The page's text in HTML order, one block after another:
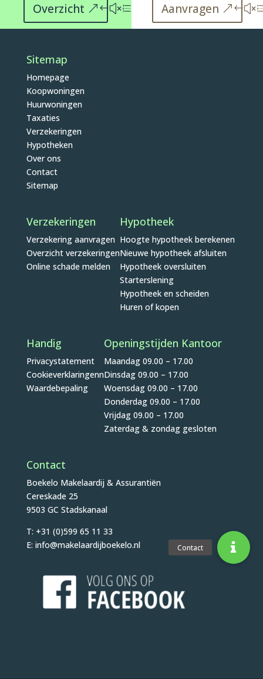
Overzicht Aanvragen
Sitemap
Homepage
Koopwoningen
Huurwoningen
Taxaties
Verzekeringen
Hypotheken
Over ons
Contact
Sitemap
Verzekeringen
Verzekering aanvragen
Overzicht verzekeringen
Online schade melden
Hypotheek
Hoogte hypotheek berekenen
Nieuwe hypotheek afsluiten
Hypotheek oversluiten
Starterslening
Hypotheek en scheiden
Huren of kopen
Handig
Privacystatement
Cookieverklaringenn
Waardebepaling
Openingstijden Kantoor
Maandag 09.00 – 17.00
Dinsdag 09.00 – 17.00
Woensdag 09.00 – 17.00
Donderdag 09.00 – 17.00
Vrijdag 09.00 – 17.00
Zaterdag & zondag gesloten
Contact
Boekelo Makelaardij & Assurantiën
Cereskade 25
9503 GC Stadskanaal
T: +31 (0)599 65 11 33
E: info@makelaardijboekelo.nl